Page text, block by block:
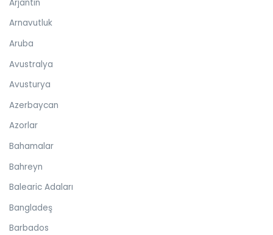
Arjantin
Arnavutluk
Aruba
Avustralya
Avusturya
Azerbaycan
Azorlar
Bahamalar
Bahreyn
Balearic Adaları
Bangladeş
Barbados